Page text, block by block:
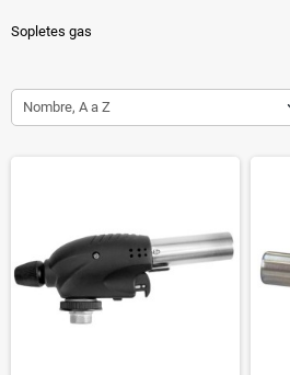
Sopletes gas
Nombre, A a Z